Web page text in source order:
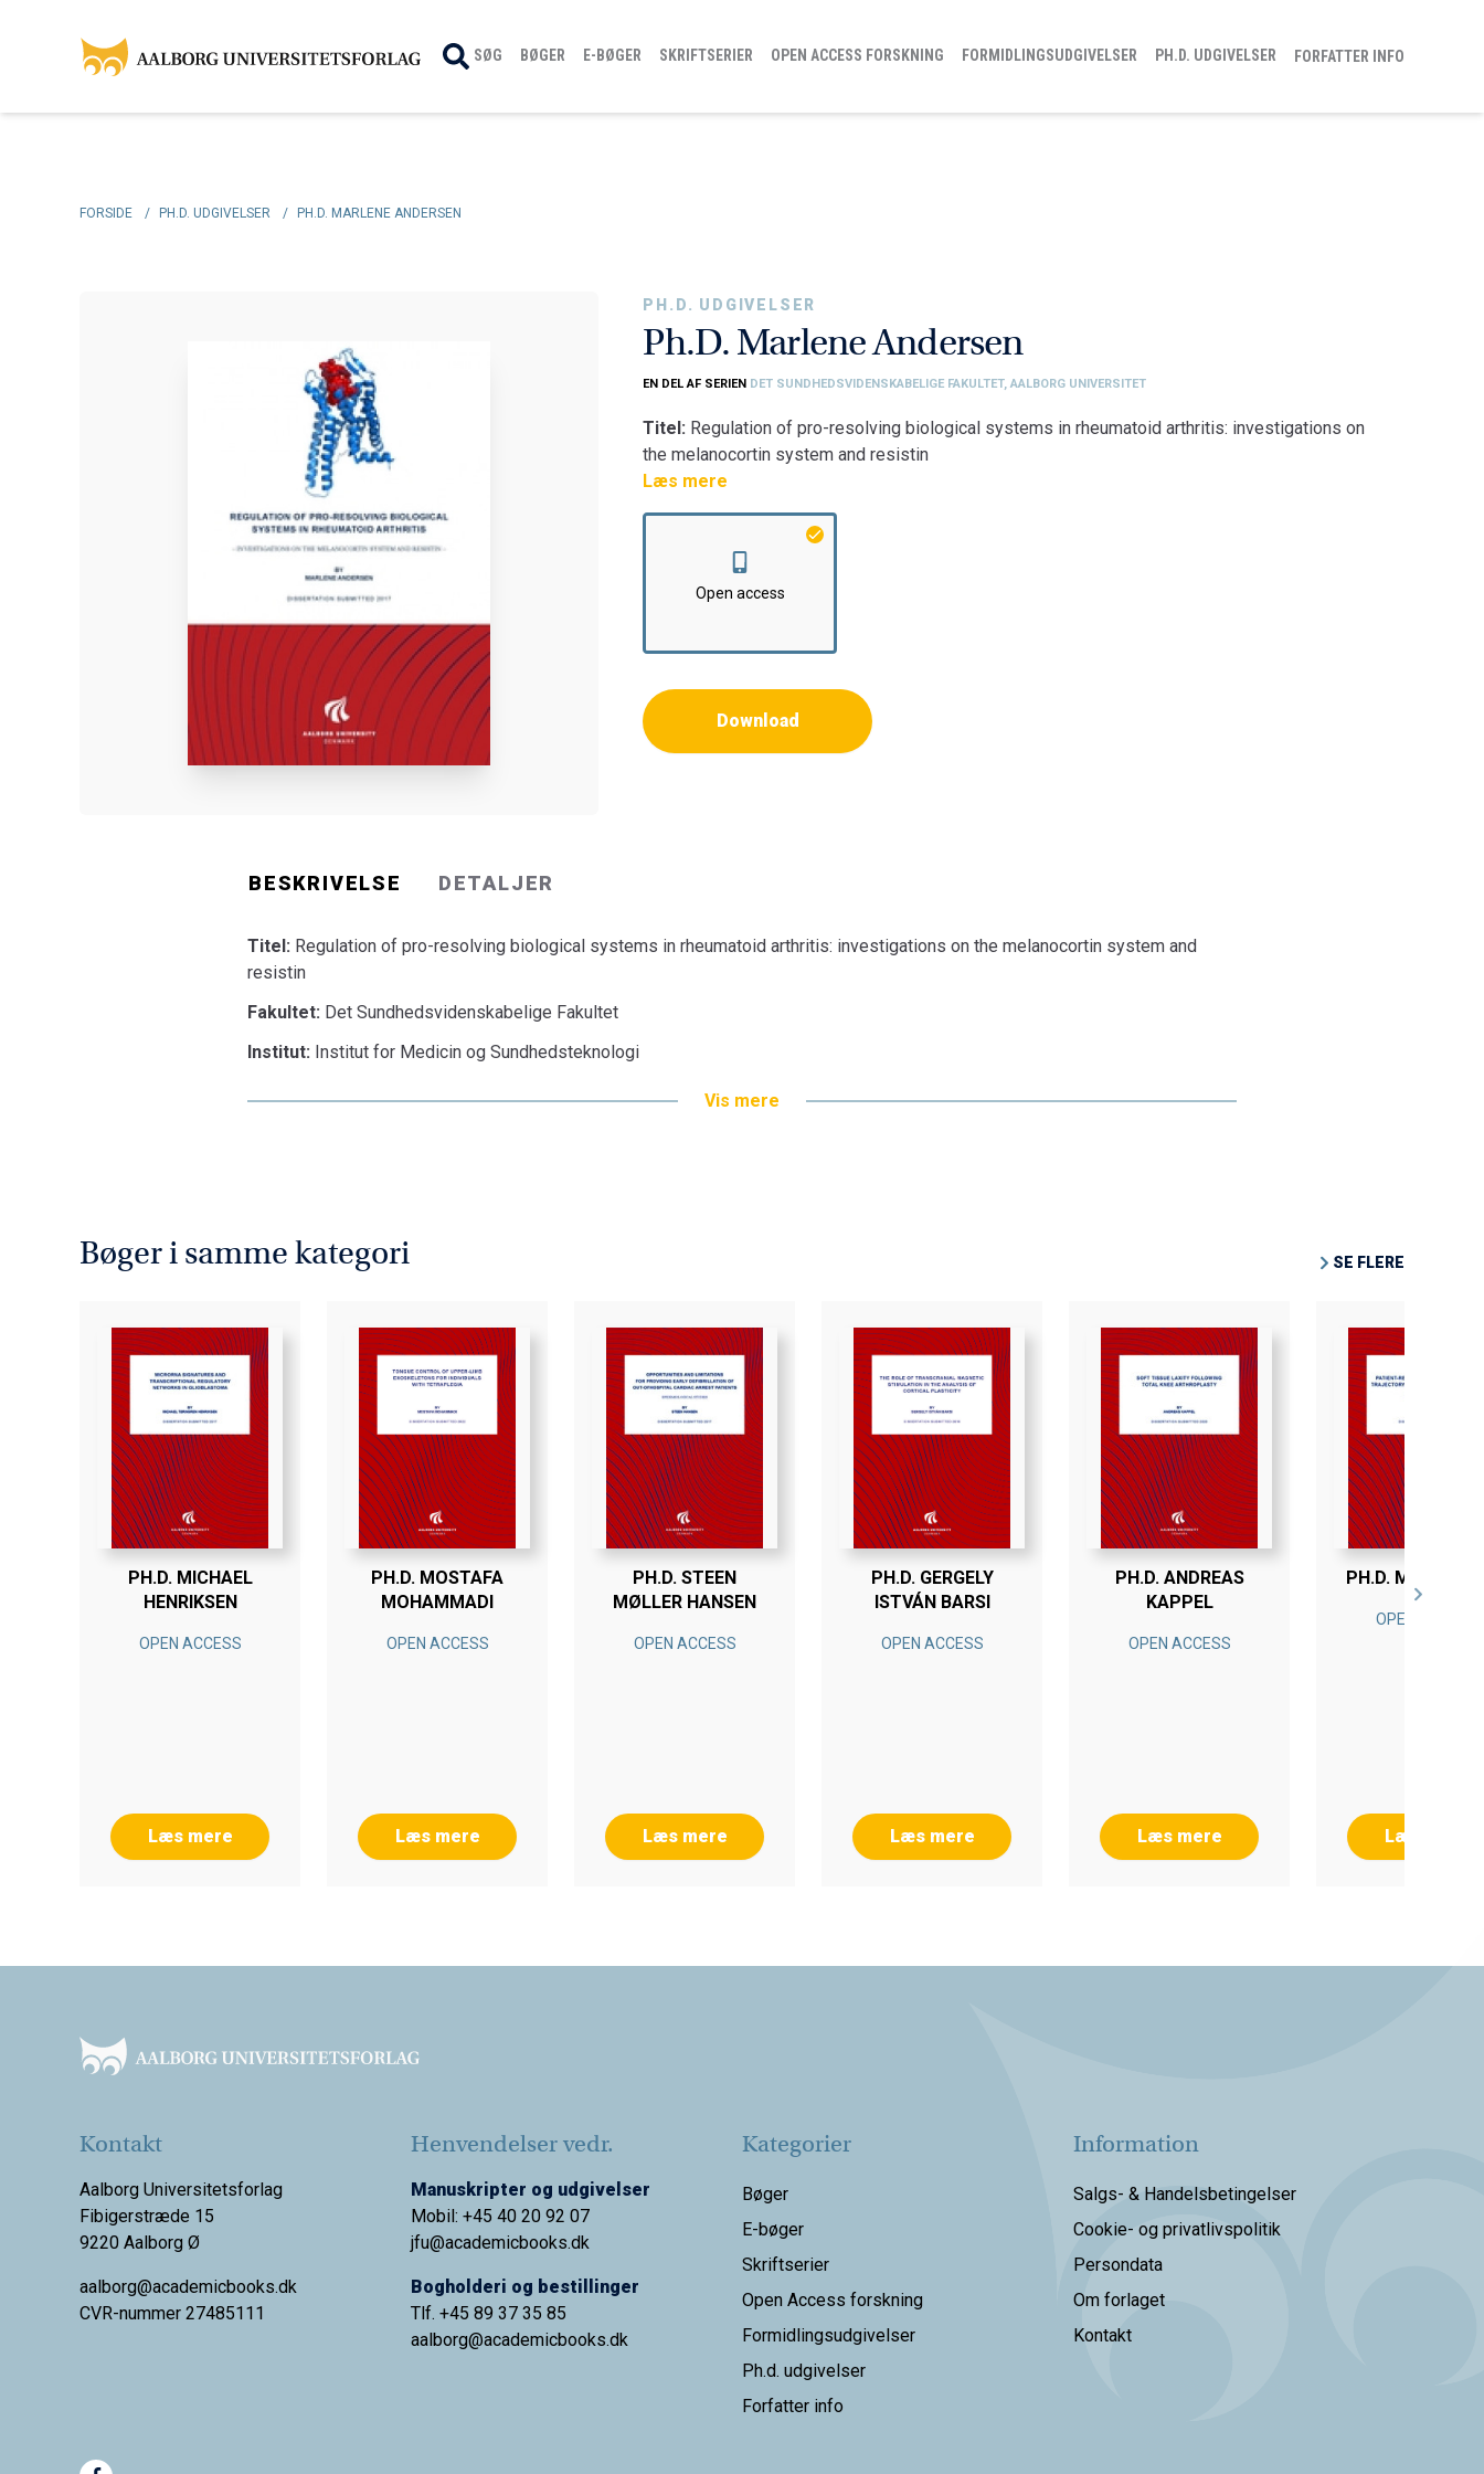
SØG BØGER E-BØGER SKRIFTSERIER OPEN ACCESS FORSKNING FORMIDLINGSUDGIVELSER PH.D. UDGIVELSER FORFATTER INFO
FORSIDE / PH.D. UDGIVELSER / PH.D. MARLENE ANDERSEN
PH.D. UDGIVELSER
Ph.D. Marlene Andersen
EN DEL AF SERIEN DET SUNDHEDSVIDENSKABELIGE FAKULTET, AALBORG UNIVERSITET
Titel: Regulation of pro-resolving biological systems in rheumatoid arthritis: investigations on
the melanocortin system and resistin
Fakultet:Det Sundhedsvidenskabelige Fakultet
Institut:Institut for Medicin og Sundhedsteknologi
Læs mere
Open access
Download
BESKRIVELSE DETALJER
Titel: Regulation of pro-resolving biological systems in rheumatoid arthritis: investigations on the melanocortin system and
resistin
Fakultet: Det Sundhedsvidenskabelige Fakultet
Institut: Institut for Medicin og Sundhedsteknologi
Vis mere
Bøger i samme kategori SE FLERE
PH.D. MICHAEL
HENRIKSEN
OPEN ACCESS
Læs mere
PH.D. MOSTAFA
MOHAMMADI
OPEN ACCESS
Læs mere
PH.D. STEEN
MØLLER HANSEN
OPEN ACCESS
Læs mere
PH.D. GERGELY
ISTVÁN BARSI
OPEN ACCESS
Læs mere
PH.D. ANDREAS
KAPPEL
OPEN ACCESS
Læs mere
PH.D. MIA
OPEN ACCESS
Læs mere
Kontakt
Aalborg Universitetsforlag
Fibigerstræde 15
9220 Aalborg Ø
aalborg@academicbooks.dk
CVR-nummer 27485111
Henvendelser vedr.
Manuskripter og udgivelser
Mobil: +45 40 20 92 07
jfu@academicbooks.dk
Bogholderi og bestillinger
Tlf. +45 89 37 35 85
aalborg@academicbooks.dk
Kategorier
Bøger
E-bøger
Skriftserier
Open Access forskning
Formidlingsudgivelser
Ph.d. udgivelser
Forfatter info
Information
Salgs- & Handelsbetingelser
Cookie- og privatlivspolitik
Persondata
Om forlaget
Kontakt